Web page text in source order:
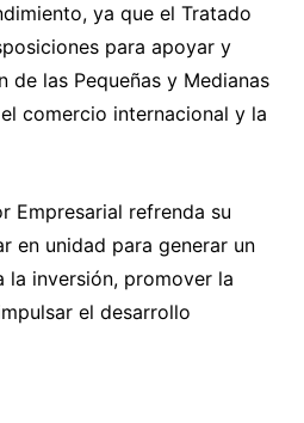
ya que el Tratado
para apoyar y
las Pequeñas y Medianas
comercio internacional y la
Empresarial refrenda su
en unidad para generar un
inversión, promover la
el desarrollo